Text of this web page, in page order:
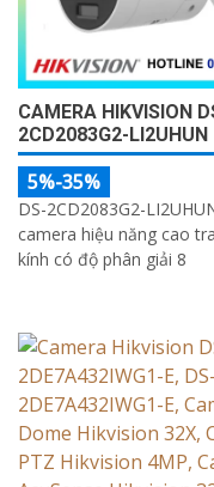
CAMERA HIKVISION
2CD2083G2-LI2UHUN
5%-35%
DS-2CD2083G2-
camera hiệu năng cao
kính có độ phân giải 8